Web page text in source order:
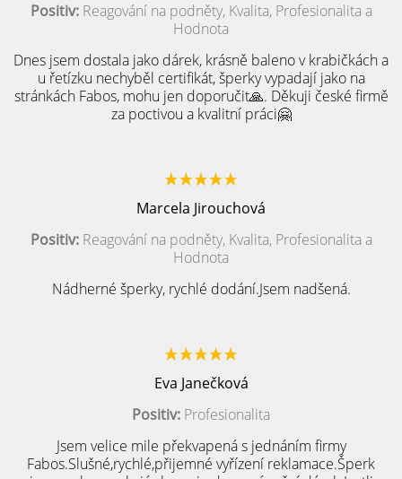
Positiv:Reagování na podněty, Kvalita, Profesionalita a
Hodnota
Dnes jsem dostala jako dárek, krásně baleno v krabičkách a
u řetízku nechyběl certifikát, šperky vypadají jako na
stránkách Fabos, mohu jen doporučit🙏. Děkuji české firmě
za poctivou a kvalitní práci🤗
Marcela Jirouchová
Positiv:Reagování na podněty, Kvalita, Profesionalita a
Hodnota
Nádherné šperky, rychlé dodání.Jsem nadšená.
Eva Janečková
Positiv: Profesionalita
Jsem velice mile překvapená s jednáním firmy
Fabos.Slušné,rychlé,přijemné vyřízení reklamace.Šperk